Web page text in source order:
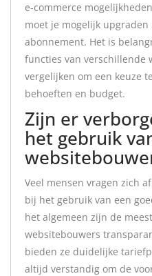
e-commerce
moet je mogelijk
abonnement. Het is
functies van verschillende
vergelijken om een keuze
behoeften en budget.
Zijn er
het gebruik
Veel mensen vragen zich
bij het gebruik van een
het algemeen zijn de
websitebouwers
bieden ze duidelijke
altijd verstandig om de